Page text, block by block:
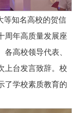
等知名高校的贺信
周年高质量发展座
高校领导代表、
上台发言致辞。校
了学校素质教育的